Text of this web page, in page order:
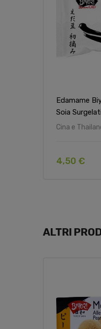
Edamame
Soia Surgelati
Cina e
4,50 €
ALTRI